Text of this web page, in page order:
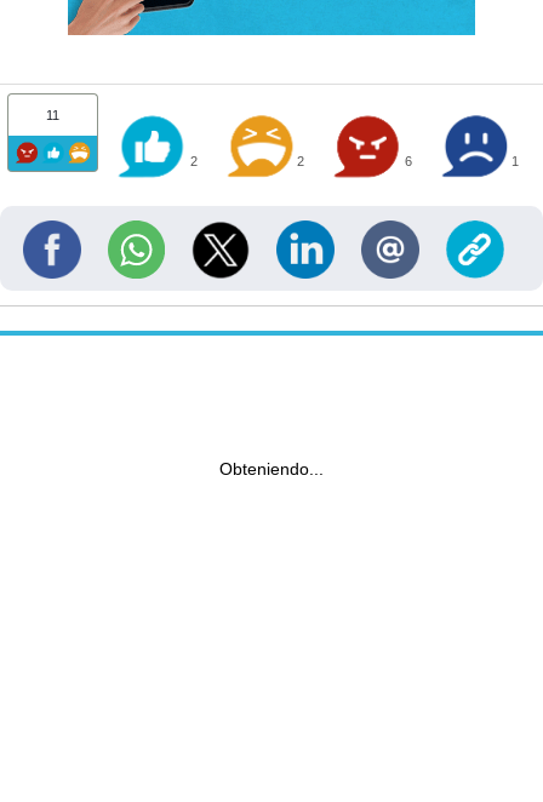
11
2 2 6 1
Obteniendo...